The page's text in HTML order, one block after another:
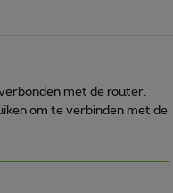
met de router.
om te verbinden met de